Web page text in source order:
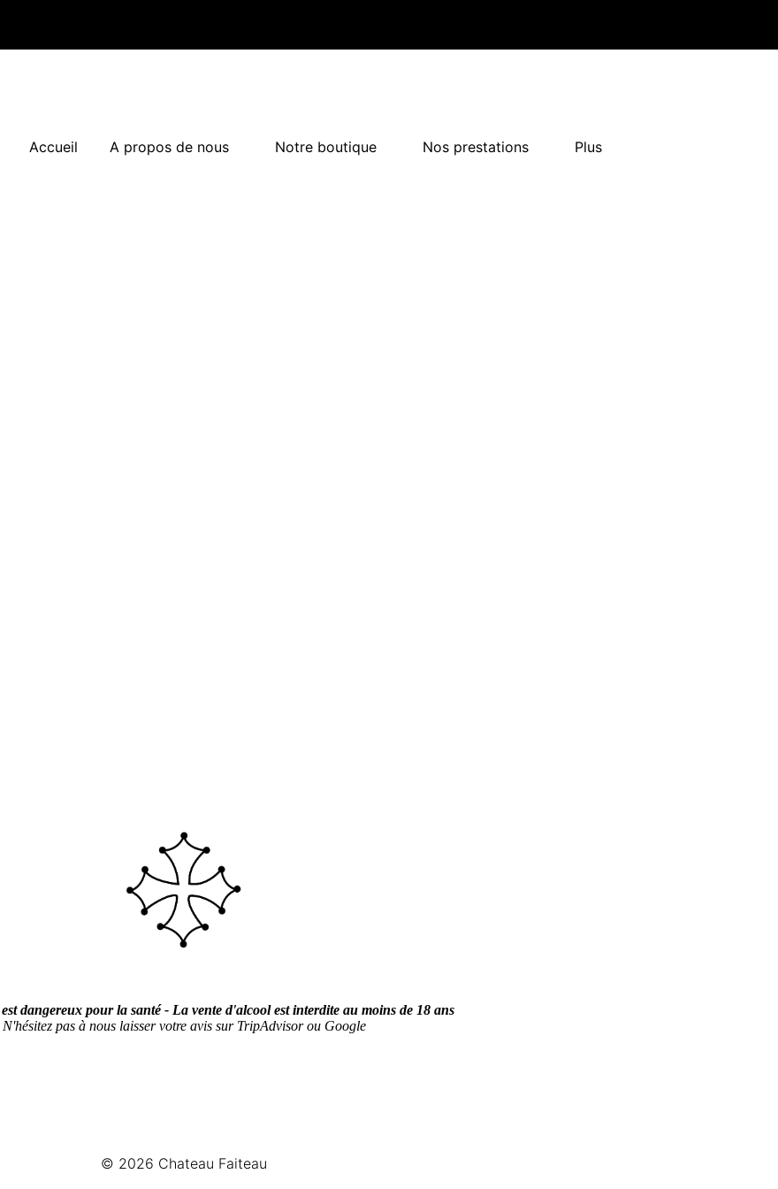
Accueil A propos de nous Notre boutique Nos prestations Plus
dangereux pour la santé - La vente d'alcool est interdite au moins de 18 ans
N'hésitez pas à nous laisser votre avis sur TripAdvisor ou Google
© 2026 Chateau Faiteau